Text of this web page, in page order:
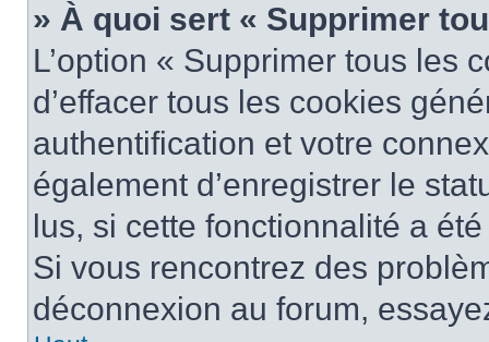
» À quoi sert « Supprimer
L’option « Supprimer tous les
d’effacer tous les cookies
authentification et votre
également d’enregistrer le
lus, si cette fonctionnalité a
Si vous rencontrez des
déconnexion au forum,